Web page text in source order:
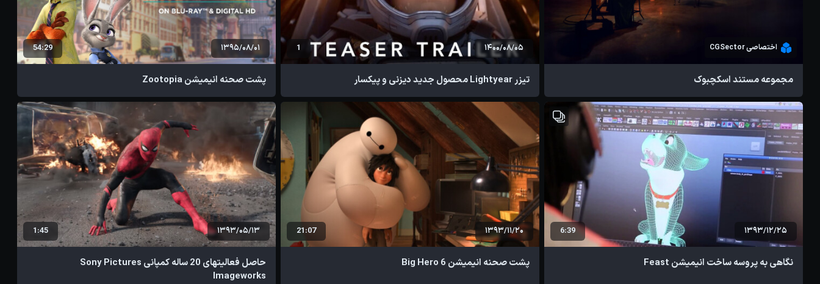
اختصاصی CGSector
مجموعه مستند اسکچبوک
1400/08/05
1
تیزر Lightyear محصول جدید دیزنی و پیکسار
1395/08/01
54:29
پشت صحنه انیمیشن Zootopia
1393/12/25
6:39
نگاهی به پروسه ساخت انیمیشن Feast
1393/11/20
21:07
پشت صحنه انیمیشن Big Hero 6
1393/05/13
1:45
حاصل فعالیتهای 20 ساله کمپانی Sony Pictures
Imageworks